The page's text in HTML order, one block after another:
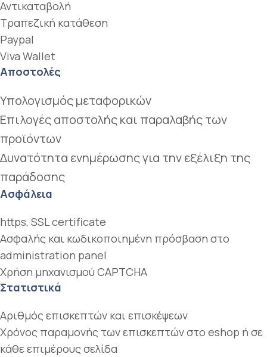
Αντικαταβολή
Τραπεζική κατάθεση
Paypal
Viva Wallet
Αποστολές
Υπολογισμός μεταφορικών
Επιλογές αποστολής και παραλαβής των
προϊόντων
Δυνατότητα ενημέρωσης για την εξέλιξη της
παράδοσης
Ασφάλεια
https, SSL certificate
Ασφαλής και κωδικοποιημένη πρόσβαση στο
administration panel
Χρήση μηχανισμού CAPTCHA
Στατιστικά
Aριθμός επισκεπτών και επισκέψεων
Χρόνος παραμονής των επισκεπτών στο eshop ή σε
κάθε επιμέρους σελίδα